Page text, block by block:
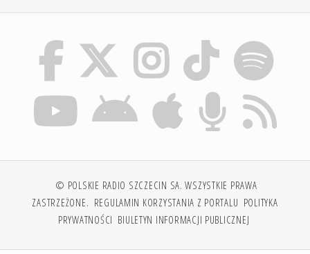
© POLSKIE RADIO SZCZECIN SA. WSZYSTKIE PRAWA
ZASTRZEŻONE. REGULAMIN KORZYSTANIA Z PORTALU POLITYKA
PRYWATNOŚCI BIULETYN INFORMACJI PUBLICZNEJ